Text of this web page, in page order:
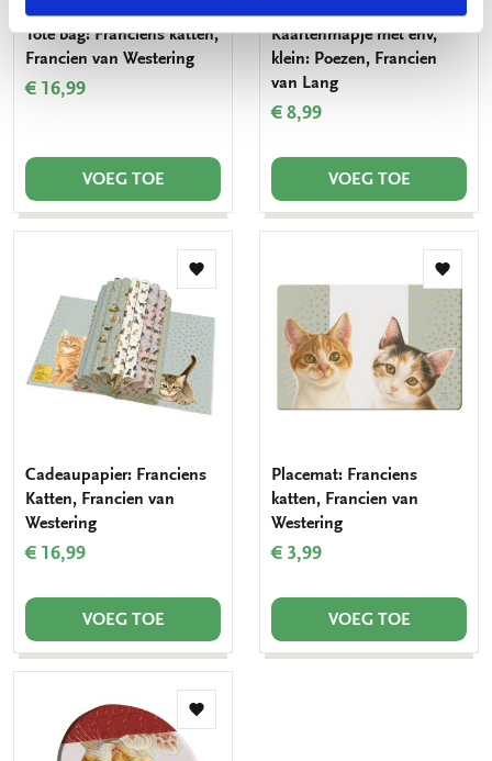
Tote bag: Franciens katten,
Francien van Westering
€ 16,99
VOEG TOE
Kaartenmapje met env,
klein: Poezen, Francien
van Lang
€ 8,99
VOEG TOE
Toevoegen
verlanglijst
Cadeaupapier: Franciens
Katten, Francien van
Westering
€ 16,99
VOEG TOE
aan
Placemat: Franciens
katten, Francien van
Westering
€ 3,99
VOEG TOE
Toevoegen